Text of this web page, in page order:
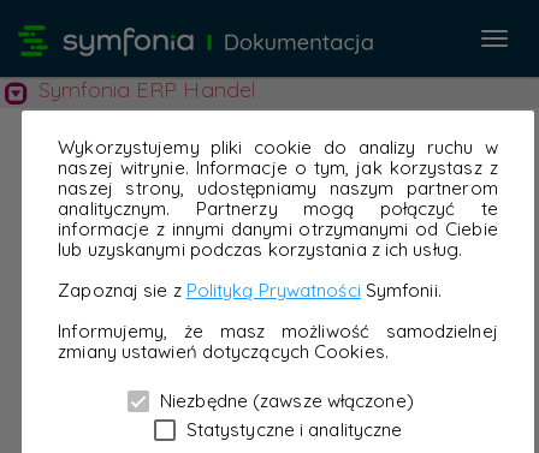
Wykorzystujemy pliki cookie do analizy ruchu w
naszej witrynie. Informacje o tym, jak korzystasz z
naszej strony, udostępniamy naszym partnerom
analitycznym. Partnerzy mogą połączyć te
informacje z innymi danymi otrzymanymi od Ciebie
lub uzyskanymi podczas korzystania z ich usług.
Zapoznaj sie z Polityką Prywatności Symfonii.
Informujemy, że masz możliwość samodzielnej
zmiany ustawień dotyczących Cookies.
Niezbędne (zawsze włączone)
Statystyczne i analityczne
Symfonia ERP Handel